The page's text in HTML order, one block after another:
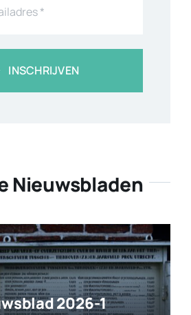
INSCHRIJVEN
Nieuwsbladen
2026-1